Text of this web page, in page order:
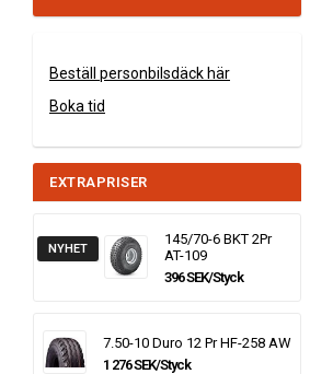
Beställ personbilsdäck här
Boka tid
EXTRAPRISER
NYHET
145/70-6 BKT 2Pr
AT-109
396 SEK/Styck
7.50-10 Duro 12 Pr HF-258 AW
1 276 SEK/Styck